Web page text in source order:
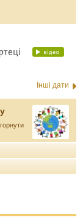
Інші дати